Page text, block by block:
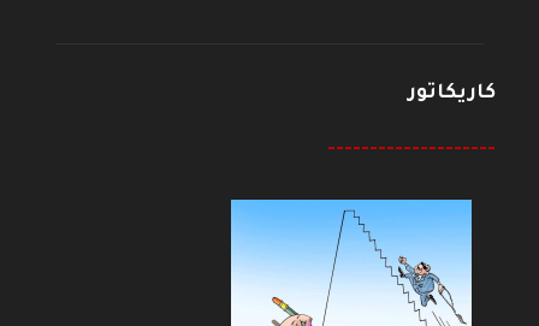
كاريكاتور
--------------------